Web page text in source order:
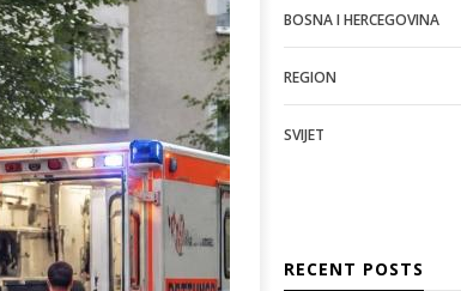
BOSNA I HERCEGOVINA
REGION
SVIJET
RECENT POSTS